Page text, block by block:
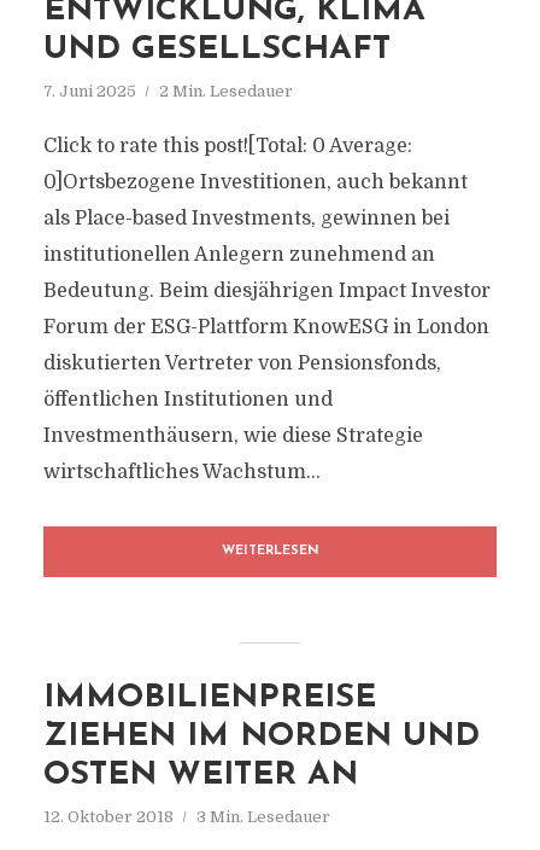
ENTWICKLUNG, KLIMA
UND GESELLSCHAFT
7. Juni 2025 2 Min. Lesedauer
Click to rate this post![Total: 0 Average:
0]Ortsbezogene Investitionen, auch bekannt
als Place-based Investments, gewinnen bei
institutionellen Anlegern zunehmend an
Bedeutung. Beim diesjährigen Impact Investor
Forum der ESG-Plattform KnowESG in London
diskutierten Vertreter von Pensionsfonds,
öffentlichen Institutionen und
Investmenthäusern, wie diese Strategie
wirtschaftliches Wachstum...
WEITERLESEN
IMMOBILIENPREISE
ZIEHEN IM NORDEN UND
OSTEN WEITER AN
12. Oktober 2018 3 Min. Lesedauer